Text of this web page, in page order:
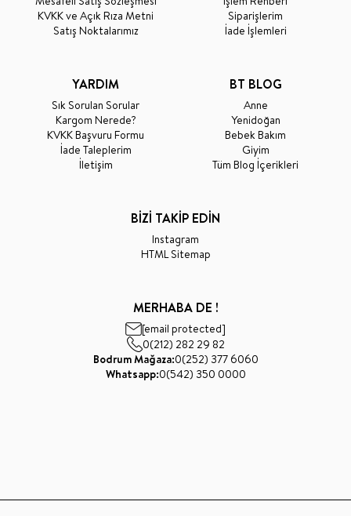
KVKK ve Açık Rıza Metni
Satış Noktalarımız
Siparişlerim
İade İşlemleri
YARDIM
Sık Sorulan Sorular
Kargom Nerede?
KVKK Başvuru Formu
İade Taleplerim
İletişim
BT BLOG
Anne
Yenidoğan
Bebek Bakım
Giyim
Tüm Blog İçerikleri
BİZİ TAKİP EDİN
Instagram
HTML Sitemap
MERHABA DE !
[email protected]
0(212) 282 29 82
Bodrum Mağaza:0(252) 377 6060
Whatsapp:0(542) 350 0000